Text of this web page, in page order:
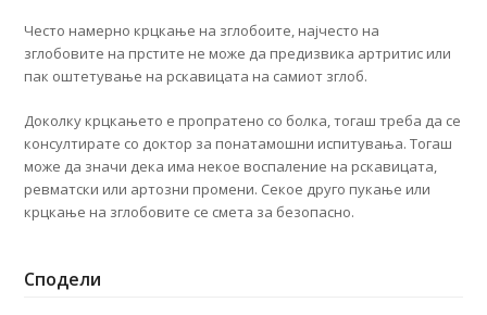
Често намерно крцкање на зглобоите, најчесто на
зглобовите на прстите не може да предизвика артритис или
пак оштетување на рскавицата на самиот зглоб.
Доколку крцкањето е пропратено со болка, тогаш треба да се
консултирате со доктор за понатамошни испитувања. Тогаш
може да значи дека има некое воспаление на рскавицата,
ревматски или артозни промени. Секое друго пукање или
крцкање на зглобовите се смета за безопасно.
Сподели